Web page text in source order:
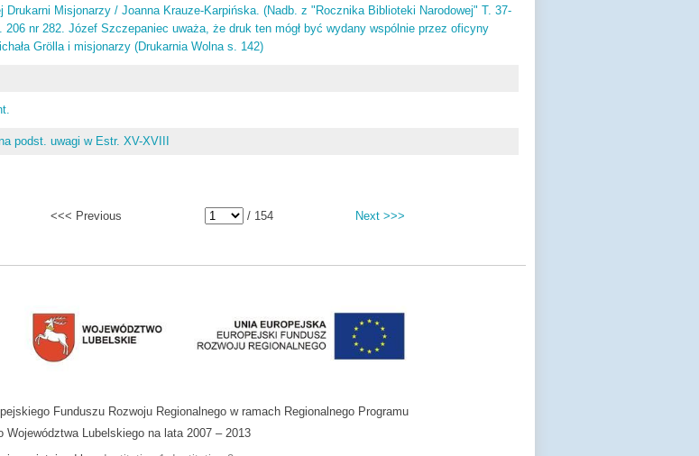
Drukarni Misjonarzy / Joanna Krauze-Karpińska. (Nadb. z "Rocznika Biblioteki Narodowej" T. 37-
206 nr 282. Józef Szczepaniec uważa, że druk ten mógł być wydany wspólnie przez oficyny
Grölla i misjonarzy (Drukarnia Wolna s. 142)
podst. uwagi w Estr. XV-XVIII
<<< Previous / 154 Next >>>
Funduszu Rozwoju Regionalnego w ramach Regionalnego Programu
Województwa Lubelskiego na lata 2007 – 2013